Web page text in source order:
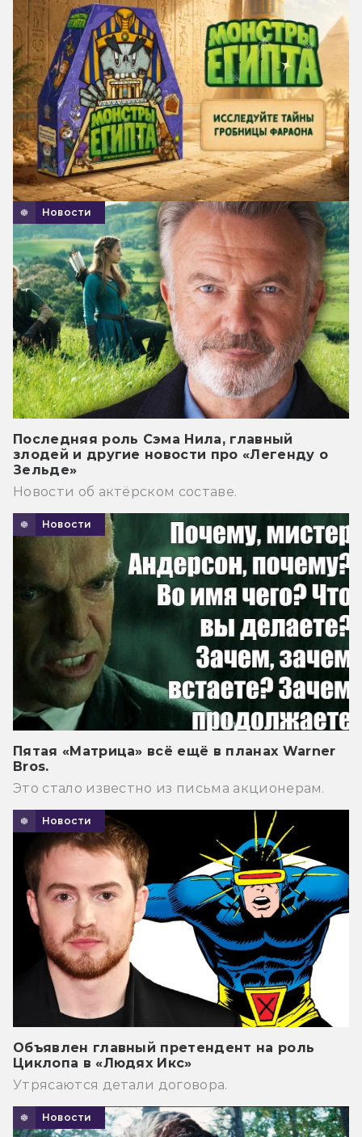
Новости
Последняя роль Сэма Нила, главный
злодей и другие новости про «Легенду о
Зельде»
Новости об актёрском составе.
Новости
Пятая «Матрица» всё ещё в планах Warner
Bros.
Это стало известно из письма акционерам.
Новости
Объявлен главный претендент на роль
Циклопа в «Людях Икс»
Утрясаются детали договора.
Новости